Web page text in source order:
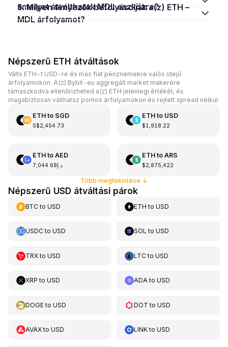
amelyet átválthatok MDL eszközre?
5. Milyen tényezők befolyásolják a(z) ETH –
MDL árfolyamot?
Népszerű ETH átváltások
Válts ETH-t USD-re és más fiat pénznemekre valós idejű
árfolyamokon. A(z) Bybit-eu aggregált market makerére
támaszkodva ellenőrizheted a(z) ETH jelenlegi értékét, és
magabiztosan válthatsz pontos árfolyamokon és rejtett spread nélkül.
ETHto SGD
S$2,454.73
ETHto USD
$1,918.22
ETHto AED
د.إ7,044.68
ETHto ARS
$2,875,422
Több megtekintése ↓
Népszerű USD átváltási párok
BTCto USD ETH toUSD
USDCto USD SOL toUSD
TRXto USD LTCtoUSD
XRP to USD ADAtoUSD
DOGEto USD DOT toUSD
AVAXto USD LINKtoUSD